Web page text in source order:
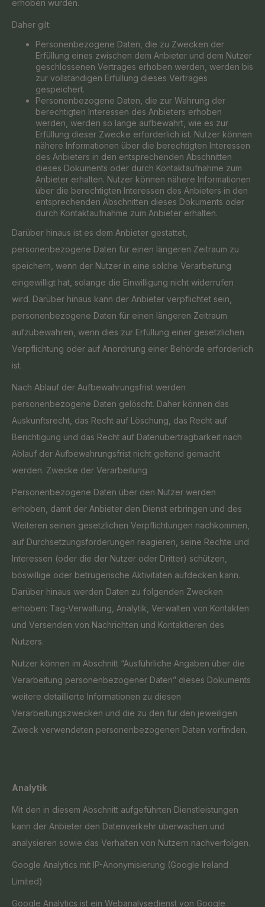
erhoben wurden.
Daher gilt:
Personenbezogene Daten, die zu Zwecken der
Erfüllung eines zwischen dem Anbieter und dem Nutzer
geschlossenen Vertrages erhoben werden, werden bis
zur vollständigen Erfüllung dieses Vertrages
gespeichert.
Personenbezogene Daten, die zur Wahrung der
berechtigten Interessen des Anbieters erhoben
werden, werden so lange aufbewahrt, wie es zur
Erfüllung dieser Zwecke erforderlich ist. Nutzer können
nähere Informationen über die berechtigten Interessen
des Anbieters in den entsprechenden Abschnitten
dieses Dokuments oder durch Kontaktaufnahme zum
Anbieter erhalten. Nutzer können nähere Informationen
über die berechtigten Interessen des Anbieters in den
entsprechenden Abschnitten dieses Dokuments oder
durch Kontaktaufnahme zum Anbieter erhalten.
Darüber hinaus ist es dem Anbieter gestattet,
personenbezogene Daten für einen längeren Zeitraum zu
speichern, wenn der Nutzer in eine solche Verarbeitung
eingewilligt hat, solange die Einwilligung nicht widerrufen
wird. Darüber hinaus kann der Anbieter verpflichtet sein,
personenbezogene Daten für einen längeren Zeitraum
aufzubewahren, wenn dies zur Erfüllung einer gesetzlichen
Verpflichtung oder auf Anordnung einer Behörde erforderlich
ist.
Nach Ablauf der Aufbewahrungsfrist werden
personenbezogene Daten gelöscht. Daher können das
Auskunftsrecht, das Recht auf Löschung, das Recht auf
Berichtigung und das Recht auf Datenübertragbarkeit nach
Ablauf der Aufbewahrungsfrist nicht geltend gemacht
werden. Zwecke der Verarbeitung
Personenbezogene Daten über den Nutzer werden
erhoben, damit der Anbieter den Dienst erbringen und des
Weiteren seinen gesetzlichen Verpflichtungen nachkommen,
auf Durchsetzungsforderungen reagieren, seine Rechte und
Interessen (oder die der Nutzer oder Dritter) schützen,
böswillige oder betrügerische Aktivitäten aufdecken kann.
Darüber hinaus werden Daten zu folgenden Zwecken
erhoben: Tag-Verwaltung, Analytik, Verwalten von Kontakten
und Versenden von Nachrichten und Kontaktieren des
Nutzers.
Nutzer können im Abschnitt “Ausführliche Angaben über die
Verarbeitung personenbezogener Daten” dieses Dokuments
weitere detaillierte Informationen zu diesen
Verarbeitungszwecken und die zu den für den jeweiligen
Zweck verwendeten personenbezogenen Daten vorfinden.
Analytik
Mit den in diesem Abschnitt aufgeführten Dienstleistungen
kann der Anbieter den Datenverkehr überwachen und
analysieren sowie das Verhalten von Nutzern nachverfolgen.
Google Analytics mit IP-Anonymisierung (Google Ireland
Limited)
Google Analytics ist ein Webanalysedienst von Google